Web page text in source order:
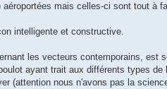
aéroportées mais celles-ci sont tout à
intelligente et constructive.
les vecteurs contemporains,
ayant trait aux différents types
(attention nous n'avons pas la